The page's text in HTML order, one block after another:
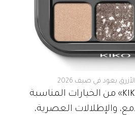
يعود في صيف 2026
تعد لوحة «KIKO MILANO» من الخيارات المناسبة
والإطلالات العصرية،